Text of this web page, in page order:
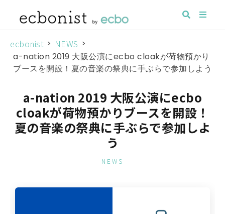
ecbonist > NEWS >
a-nation 2019 大阪公演にecbo cloakが荷物預かり
ブースを開設！夏の音楽の祭典に手ぶらで参加しよう
a-nation 2019 大阪公演にecbo
cloakが荷物預かりブースを開設！
夏の音楽の祭典に手ぶらで参加しよ
う
NEWS